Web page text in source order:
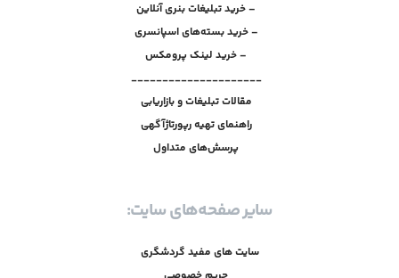
– خرید تبلیغات بنری آنلاین
– خرید بسته‌های اسپانسری
– خرید لینک پرومکس
_____________________
مقالات تبلیغات و بازاریابی
راهنمای تهیه رپورتاژآگهی
پرسش‌های متداول
سایر صفحه‌های سایت:
سایت های مفید گردشگری